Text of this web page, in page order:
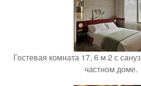
Гостевая комната 17, 6 м 2 с
частном доме.